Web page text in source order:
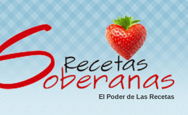
El Poder de Las Recetas